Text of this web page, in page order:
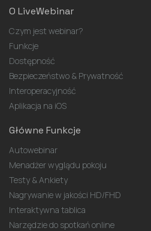
O LiveWebinar
Czym jest webinar?
Funkcje
Dostępność
Bezpieczeństwo & Prywatność
Interoperacyjność
Aplikacja na iOS
Główne Funkcje
Autowebinar
Menadżer wyglądu pokoju
Testy & Ankiety
Nagrywanie w jakości HD/FHD
Interaktywna tablica
Narzędzie do spotkań online